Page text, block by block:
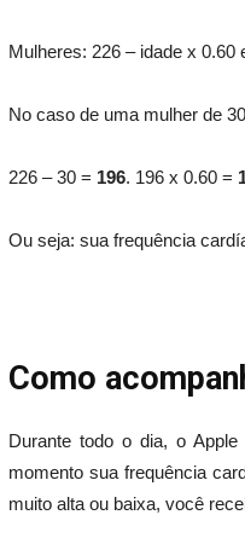
Mulheres: 226 – idade x 0.60
No caso de uma mulher de
226 – 30 = 196. 196 x 0.60 =
Ou seja: sua frequência
Como
Durante todo o dia, o
momento sua frequência
muito alta ou baixa, você